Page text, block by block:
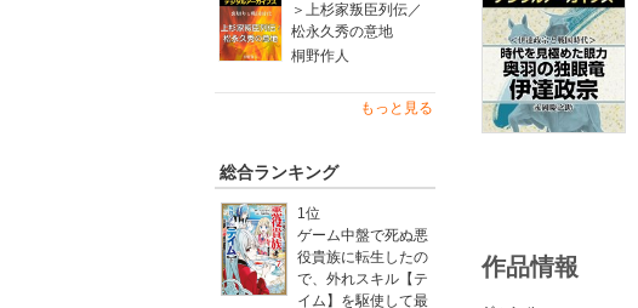
＞上杉家叛臣列伝／
松永久秀の意地
桐野作人
もっと見る
総合ランキング
1位
ゲーム中盤で死ぬ悪
役貴族に転生したの
で、外れスキル【テ
イム】を駆使して最
作品情報